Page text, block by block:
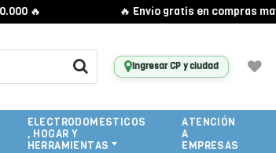
🔥 Envío gratis en compras
Ingresar CP y ciudad
ELECTRODOMESTICOS
, HOGAR Y
HERRAMIENTAS
ATENCIÓN
A
EMPRESAS